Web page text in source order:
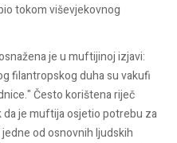
tokom viševjekovnog
je u muftijinoj izjavi:
filantropskog duha su vakufi
Često korištena riječ
je muftija osjetio potrebu za
od osnovnih ljudskih